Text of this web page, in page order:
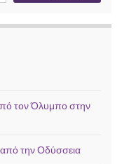
τον Όλυμπο στην
από την Οδύσσεια